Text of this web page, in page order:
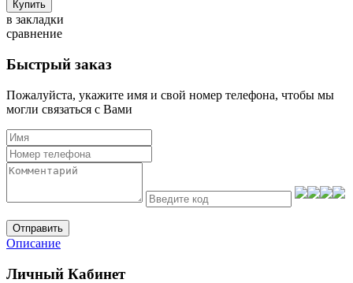
в закладки
сравнение
Быстрый заказ
Пожалуйста, укажите имя и свой номер телефона, чтобы мы
могли связаться с Вами
Отправить
Описание
Личный Кабинет